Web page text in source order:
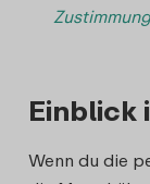
Zustimmung
Einblick
Wenn du die